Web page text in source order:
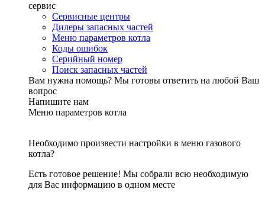
сервис
Сервисные центры
Дилеры запасных частей
Меню параметров котла
Коды ошибок
Серийный номер
Поиск запасных частей
Вам нужна помощь? Мы готовы ответить на любой Ваш
вопрос
Напишите нам
Меню параметров котла
Необходимо произвести настройки в меню газового
котла?
Есть готовое решение! Мы собрали всю необходимую
для Вас информацию в одном месте